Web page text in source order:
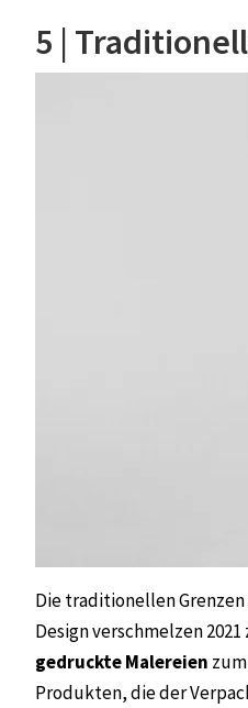
5 |
Die traditionellen
Design verschmelzen
gedruckte Malereien
Produkten, die der